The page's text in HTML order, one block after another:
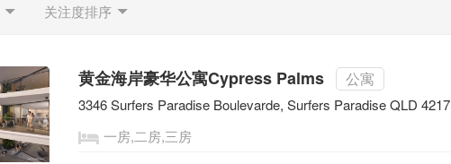
关注度排序
黄金海岸豪华公寓Cypress Palms 公寓
3346 Surfers Paradise Boulevarde, Surfers Paradise QLD 4217
一房,二房,三房